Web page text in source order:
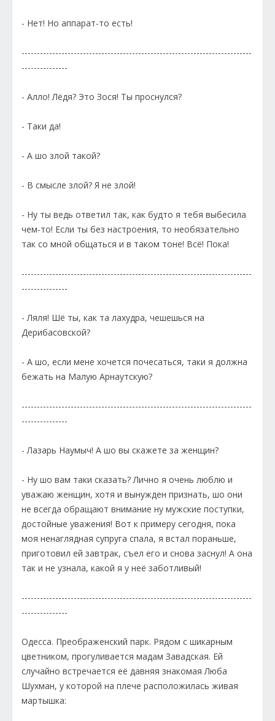
- Нет! Но аппарат-то есть!
---------------------------------------------------------------------------
---------------
- Алло! Лёдя? Это Зося! Ты проснулся?
- Таки да!
- А шо злой такой?
- В смысле злой? Я не злой!
- Ну ты ведь ответил так, как будто я тебя выбесила
чем-то! Если ты без настроения, то необязательно
так со мной общаться и в таком тоне! Всё! Пока!
---------------------------------------------------------------------------
---------------
- Ляля! Шё ты, как та лахудра, чешешься на
Дерибасовской?
- А шо, если мене хочется почесаться, таки я должна
бежать на Малую Арнаутскую?
---------------------------------------------------------------------------
---------------
- Лазарь Наумыч! А шо вы скажете за женщин?
- Ну шо вам таки сказать? Лично я очень люблю и
уважаю женщин, хотя и вынужден признать, шо они
не всегда обращают внимание ну мужские поступки,
достойные уважения! Вот к примеру сегодня, пока
моя ненаглядная супруга спала, я встал пораньше,
приготовил ей завтрак, съел его и снова заснул! А она
так и не узнала, какой я у неё заботливый!
---------------------------------------------------------------------------
---------------
Одесса. Преображенский парк. Рядом с шикарным
цветником, прогуливается мадам Завадская. Ей
случайно встречается её давняя знакомая Люба
Шухман, у которой на плече расположилась живая
мартышка: